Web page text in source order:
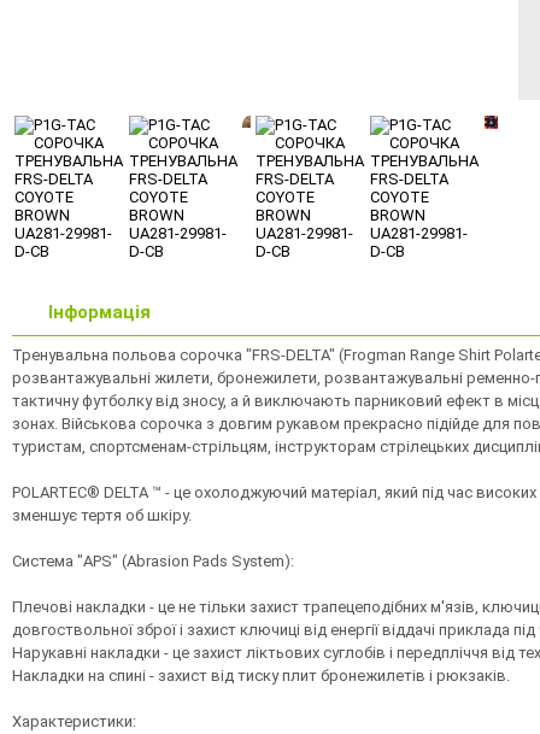
Інформація
Тренувальна польова сорочка "FRS-DELTA" (Frogman Range Shirt
розвантажувальні жилети, бронежилети, розвантажувальні ременно-
тактичну футболку від зносу, а й виключають парниковий ефект в
зонах. Військова сорочка з довгим рукавом прекрасно підійде для
туристам, спортсменам-стрільцям, інструкторам стрілецьких
POLARTEC® DELTA ™ - це охолоджуючий матеріал, який під час
зменшує тертя об шкіру.
Система "APS" (Abrasion Pads System):
Плечові накладки - це не тільки захист трапецеподібних м'язів,
довгоствольної зброї і захист ключиці від енергії віддачі приклада
Нарукавні накладки - це захист ліктьових суглобів і передпліччя від
Накладки на спині - захист від тиску плит бронежилетів і рюкзаків.
Характеристики: